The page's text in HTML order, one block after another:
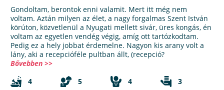
Gondoltam, berontok enni valamit. Mert itt még nem
voltam. Aztán milyen az élet, a nagy forgalmas Szent István
körúton, közvetlenül a Nyugati mellett sivár, üres kongás, én
voltam az egyetlen vendég végig, amíg ott tartózkodtam.
Pedig ez a hely jobbat érdemelne. Nagyon kis arany volt a
lány, aki a recepcióféle pultban állt, (recepció?
Bővebben >>
4
5 4
3